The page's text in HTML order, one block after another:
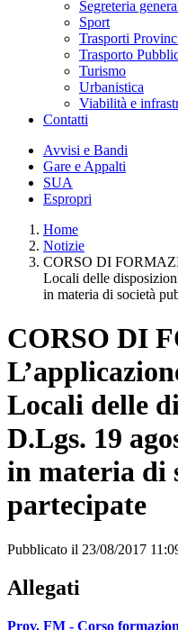
Segreteria
Sport
Trasporti
Trasporto
Turismo
Urbanistica
Viabilità e
Contatti
Avvisi e Bandi
Gare e Appalti
SUA
Espropri
Home
Notizie
CORSO DI
Locali delle
in materia di società
CORSO DI
Locali delle
D.Lgs. 19
in materia di
partecipate
Pubblicato il 23/08/2017
Allegati
Prov. FM - Corso